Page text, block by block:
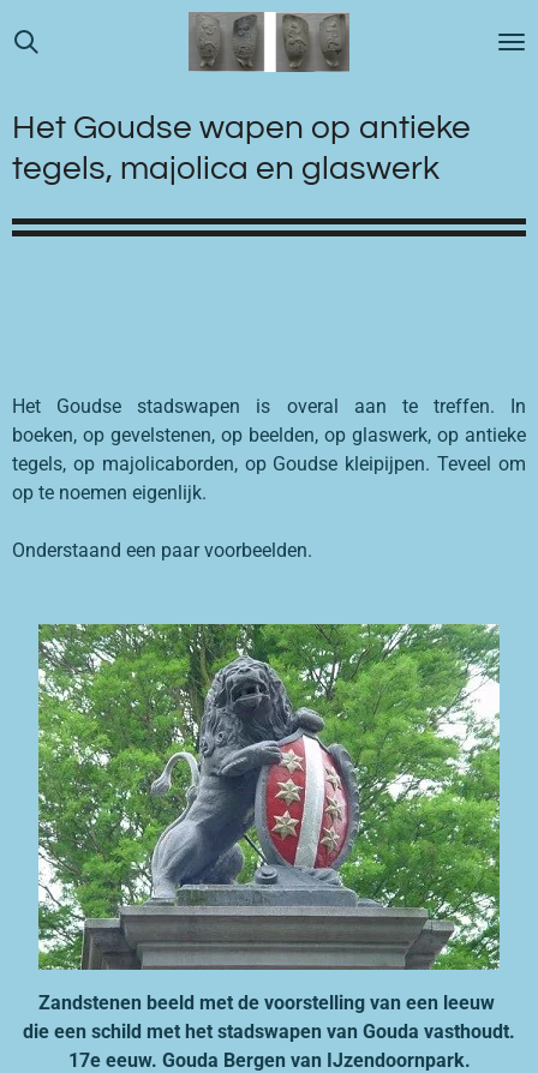
Ga
direct
de
hoofdinhoud
Het Goudse wapen op antieke
tegels, majolica en glaswerk
Het Goudse stadswapen is overal aan te treffen. In
boeken, op gevelstenen, op beelden, op glaswerk, op antieke
tegels, op majolicaborden, op Goudse kleipijpen. Teveel om
op te noemen eigenlijk.
Onderstaand een paar voorbeelden.
Zandstenen beeld met de voorstelling van een leeuw
die een schild met het stadswapen van Gouda vasthoudt.
17e eeuw. Gouda Bergen van IJzendoornpark.